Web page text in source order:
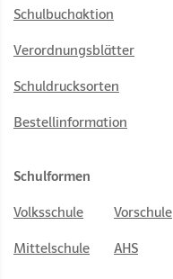
Schulbuchaktion
Verordnungsblätter
Schuldrucksorten
Bestellinformation
Schulformen
Volksschule Vorschule
Mittelschule AHS